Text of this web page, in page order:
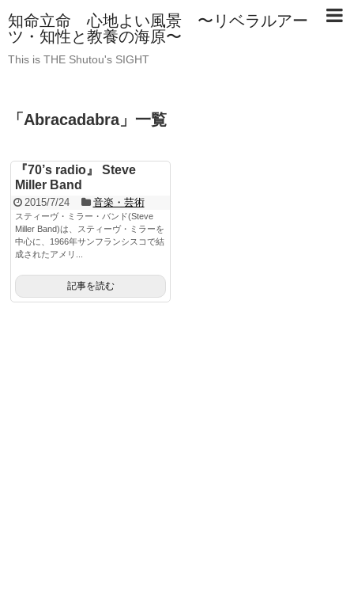
知命立命 心地よい風景 〜リベラルアー
ツ・知性と教養の海原〜
This is THE Shutou's SIGHT
「 Abracadabra」 一覧
『70’s radio』 Steve
Miller Band
2015/7/24 音楽・芸術
スティーヴ・ミラー・バンド(Steve
Miller Band)は、スティーヴ・ミラーを
中心に、1966年サンフランシスコで結
成されたアメリ...
記事を読む